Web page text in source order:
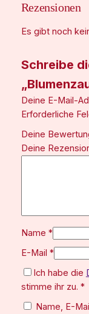
Rezensionen
Es gibt noch
Schreibe
Deine E-Mail-
Erforderliche
Deine
Deine
Name *
E-Mail *
Ich habe die
stimme ihr zu. *
Name, E-